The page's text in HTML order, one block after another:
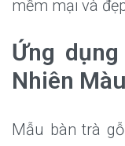
mềm mại và
Ứng
Nhiên
Mẫu bàn trà